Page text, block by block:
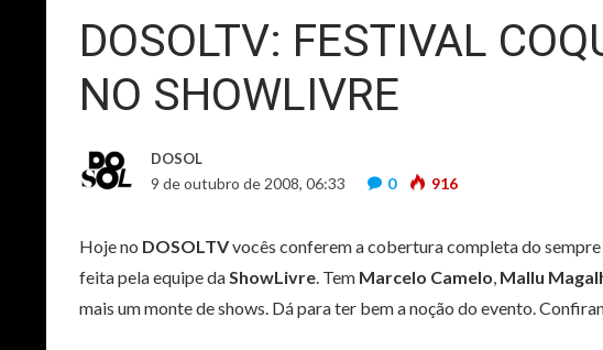
DOSOLTV: FESTIVAL
NO SHOWLIVRE
DOSOL
9 de outubro de 2008, 06:33 0 916
Hoje no DOSOLTVvocês conferem a cobertura completa do
feita pela equipe daShowLivre. Tem Marcelo Camelo, Mallu
mais um monte de shows. Dá para ter bem a noção do evento.